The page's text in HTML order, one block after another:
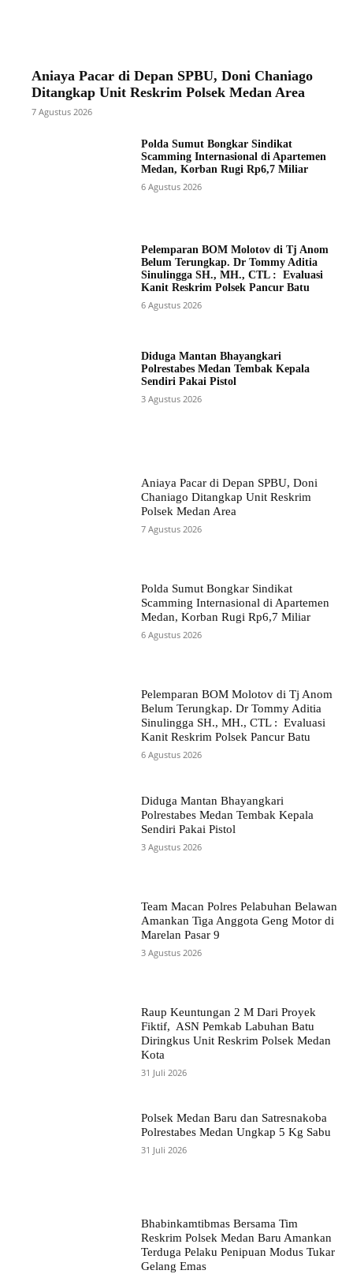
Aniaya Pacar di Depan SPBU, Doni Chaniago
Ditangkap Unit Reskrim Polsek Medan Area
7 Agustus 2026
Polda Sumut Bongkar Sindikat
Scamming Internasional di Apartemen
Medan, Korban Rugi Rp6,7 Miliar
6 Agustus 2026
Pelemparan BOM Molotov di Tj Anom
Belum Terungkap. Dr Tommy Aditia
Sinulingga SH., MH., CTL : Evaluasi
Kanit Reskrim Polsek Pancur Batu
6 Agustus 2026
Diduga Mantan Bhayangkari
Polrestabes Medan Tembak Kepala
Sendiri Pakai Pistol
3 Agustus 2026
Aniaya Pacar di Depan SPBU, Doni
Chaniago Ditangkap Unit Reskrim
Polsek Medan Area
7 Agustus 2026
Polda Sumut Bongkar Sindikat
Scamming Internasional di Apartemen
Medan, Korban Rugi Rp6,7 Miliar
6 Agustus 2026
Pelemparan BOM Molotov di Tj Anom
Belum Terungkap. Dr Tommy Aditia
Sinulingga SH., MH., CTL : Evaluasi
Kanit Reskrim Polsek Pancur Batu
6 Agustus 2026
Diduga Mantan Bhayangkari
Polrestabes Medan Tembak Kepala
Sendiri Pakai Pistol
3 Agustus 2026
Team Macan Polres Pelabuhan Belawan
Amankan Tiga Anggota Geng Motor di
Marelan Pasar 9
3 Agustus 2026
Raup Keuntungan 2 M Dari Proyek
Fiktif, ASN Pemkab Labuhan Batu
Diringkus Unit Reskrim Polsek Medan
Kota
31 Juli 2026
Polsek Medan Baru dan Satresnakoba
Polrestabes Medan Ungkap 5 Kg Sabu
31 Juli 2026
Bhabinkamtibmas Bersama Tim
Reskrim Polsek Medan Baru Amankan
Terduga Pelaku Penipuan Modus Tukar
Gelang Emas